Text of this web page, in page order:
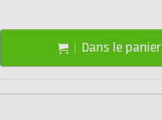
Dans le panier